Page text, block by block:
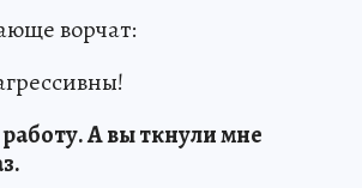
ворчат:
А вы ткнули мне